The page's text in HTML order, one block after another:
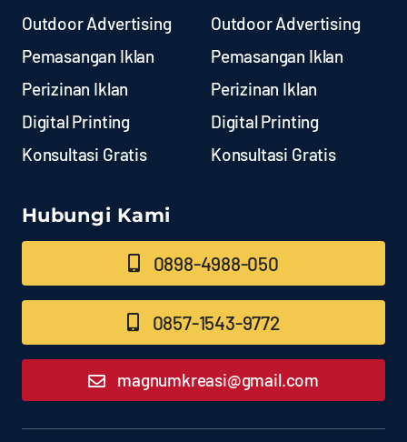
Outdoor Advertising
Pemasangan Iklan
Perizinan Iklan
Digital Printing
Konsultasi Gratis
Outdoor Advertising
Pemasangan Iklan
Perizinan Iklan
Digital Printing
Konsultasi Gratis
Hubungi Kami
0898-4988-050
0857-1543-9772
magnumkreasi@gmail.com